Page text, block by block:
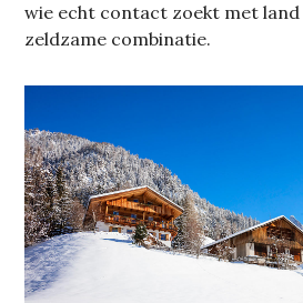
wie echt contact zoekt met land
zeldzame combinatie.